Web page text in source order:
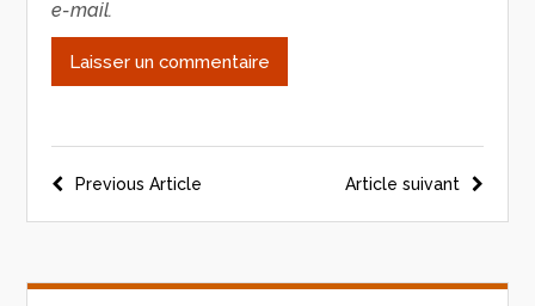
e-mail.
Article suivant
Previous Article